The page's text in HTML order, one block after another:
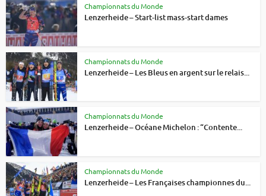
Championnats du Monde
Lenzerheide – Start-list mass-start dames
Championnats du Monde
Lenzerheide – Les Bleus en argent sur le relais...
Championnats du Monde
Lenzerheide – Océane Michelon : “Contente...
Championnats du Monde
Lenzerheide – Les Françaises championnes du...